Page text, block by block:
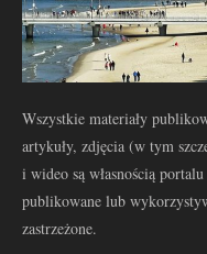
Wszystkie materiały
artykuły, zdjęcia (w tym
i wideo są własnością
publikowane lub
zastrzeżone.